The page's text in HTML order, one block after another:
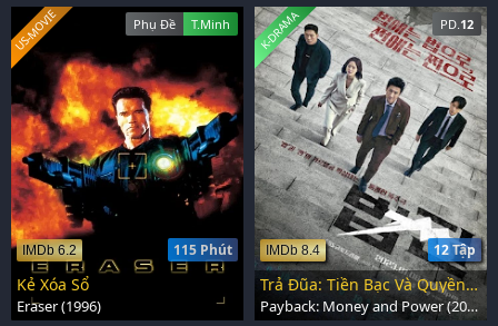
Phụ Đề T.Minh
115 Phút
IMDb 6.2
US-MOVIE
Kẻ Xóa Sổ
Eraser (1996)
PD.12
12 Tập
IMDb 8.4
K-DRAMA
Trả Đũa: Tiền Bạc Và Quyền Lực
Payback: Money and Power (2023)